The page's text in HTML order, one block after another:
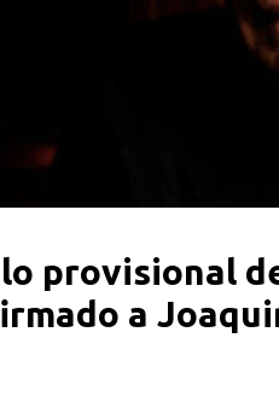
provisional
a